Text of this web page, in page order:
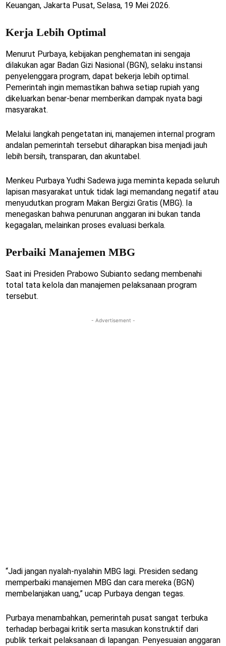
Keuangan, Jakarta Pusat, Selasa, 19 Mei 2026.
Kerja Lebih Optimal
Menurut Purbaya, kebijakan penghematan ini sengaja
dilakukan agar Badan Gizi Nasional (BGN), selaku instansi
penyelenggara program, dapat bekerja lebih optimal.
Pemerintah ingin memastikan bahwa setiap rupiah yang
dikeluarkan benar-benar memberikan dampak nyata bagi
masyarakat.
Melalui langkah pengetatan ini, manajemen internal program
andalan pemerintah tersebut diharapkan bisa menjadi jauh
lebih bersih, transparan, dan akuntabel.
Menkeu Purbaya Yudhi Sadewa juga meminta kepada seluruh
lapisan masyarakat untuk tidak lagi memandang negatif atau
menyudutkan program Makan Bergizi Gratis (MBG). Ia
menegaskan bahwa penurunan anggaran ini bukan tanda
kegagalan, melainkan proses evaluasi berkala.
Perbaiki Manajemen MBG
Saat ini Presiden Prabowo Subianto sedang membenahi
total tata kelola dan manajemen pelaksanaan program
tersebut.
- Advertisement -
“Jadi jangan nyalah-nyalahin MBG lagi. Presiden sedang
memperbaiki manajemen MBG dan cara mereka (BGN)
membelanjakan uang,” ucap Purbaya dengan tegas.
Purbaya menambahkan, pemerintah pusat sangat terbuka
terhadap berbagai kritik serta masukan konstruktif dari
publik terkait pelaksanaan di lapangan. Penyesuaian anggaran